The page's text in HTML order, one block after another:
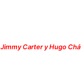
Jimmy Carter y Hugo